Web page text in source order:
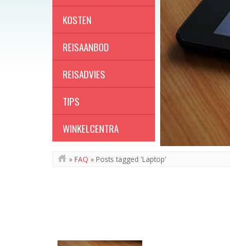
KOSTEN
REISAANBOD
REISADVIES
TIPS
WINKELCENTRA
» FAQ » Posts tagged 'Laptop'